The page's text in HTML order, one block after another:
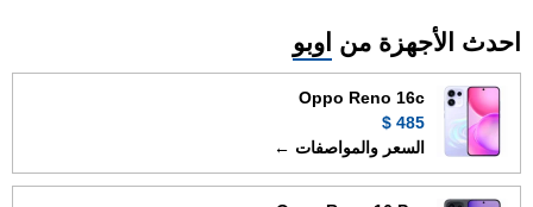
احدث الأجهزة من اوبو
Oppo Reno 16c
485 $
السعر والمواصفات ←